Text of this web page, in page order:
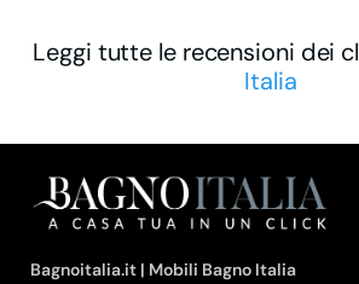
Leggi tutte le recensioni dei
Italia
Bagnoitalia.it | Mobili Bagno Italia